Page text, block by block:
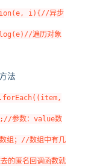
i){//异步
遍历对象
法
数：value数
组；//数组中有几
匿名回调函数就